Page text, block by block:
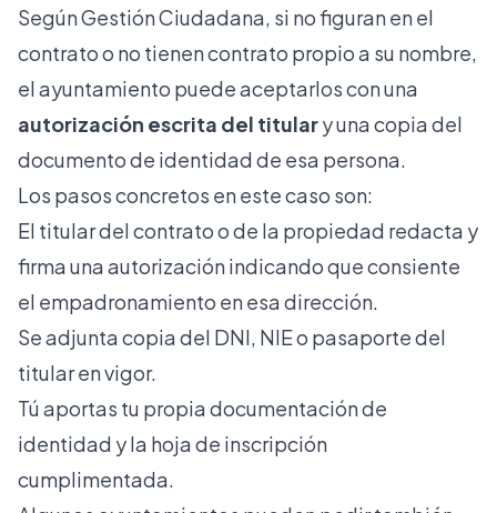
SegúnGestión Ciudadana, si no figuran en el
contrato o no tienen contrato propio a su nombre,
el ayuntamiento puede aceptarlos con una
autorización escrita del titulary una copia del
documento de identidad de esa persona.
Los pasos concretos en este caso son:
El titular del contrato o de la propiedad redacta y
firma una autorización indicando que consiente
el empadronamiento en esa dirección.
Se adjunta copia del DNI, NIE o pasaporte del
titular en vigor.
Tú aportas tu propia documentación de
identidad y la hoja de inscripción
cumplimentada.